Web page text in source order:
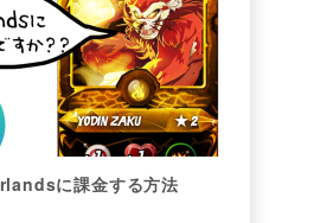
に課金する方法